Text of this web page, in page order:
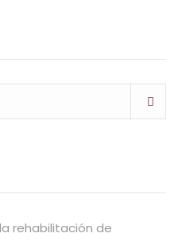
rehabilitación de